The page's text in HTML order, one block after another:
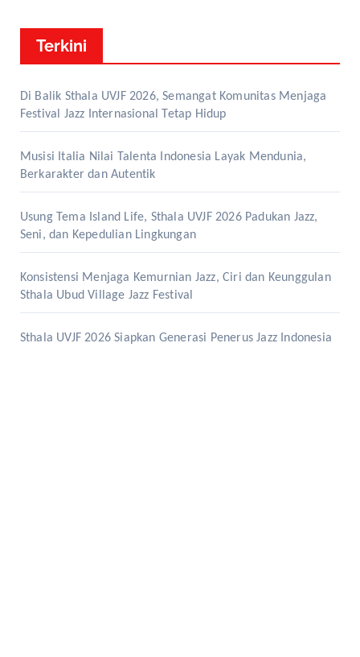
Terkini
Di Balik Sthala UVJF 2026, Semangat Komunitas Menjaga
Festival Jazz Internasional Tetap Hidup
Musisi Italia Nilai Talenta Indonesia Layak Mendunia,
Berkarakter dan Autentik
Usung Tema Island Life, Sthala UVJF 2026 Padukan Jazz,
Seni, dan Kepedulian Lingkungan
Konsistensi Menjaga Kemurnian Jazz, Ciri dan Keunggulan
Sthala Ubud Village Jazz Festival
Sthala UVJF 2026 Siapkan Generasi Penerus Jazz Indonesia